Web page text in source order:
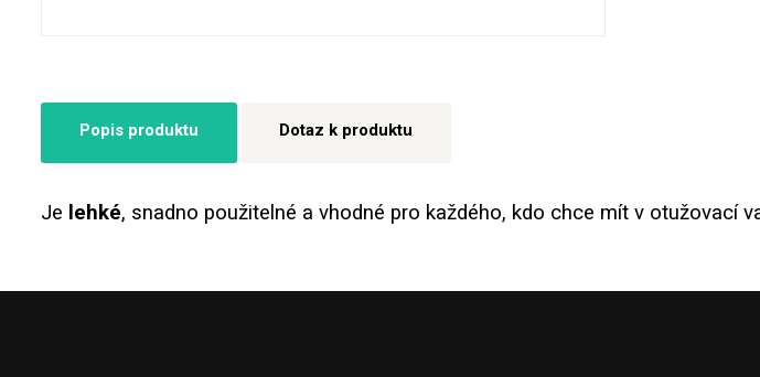
Popis produktu Dotaz k produktu
Je lehké, snadno použitelné a vhodné pro každého, kdo chce mít v otužovací